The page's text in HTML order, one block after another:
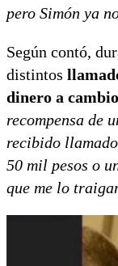
pero Simón ya
Según contó,
distintos
dinero a
recompensa de
recibido
50 mil pesos o
que me lo